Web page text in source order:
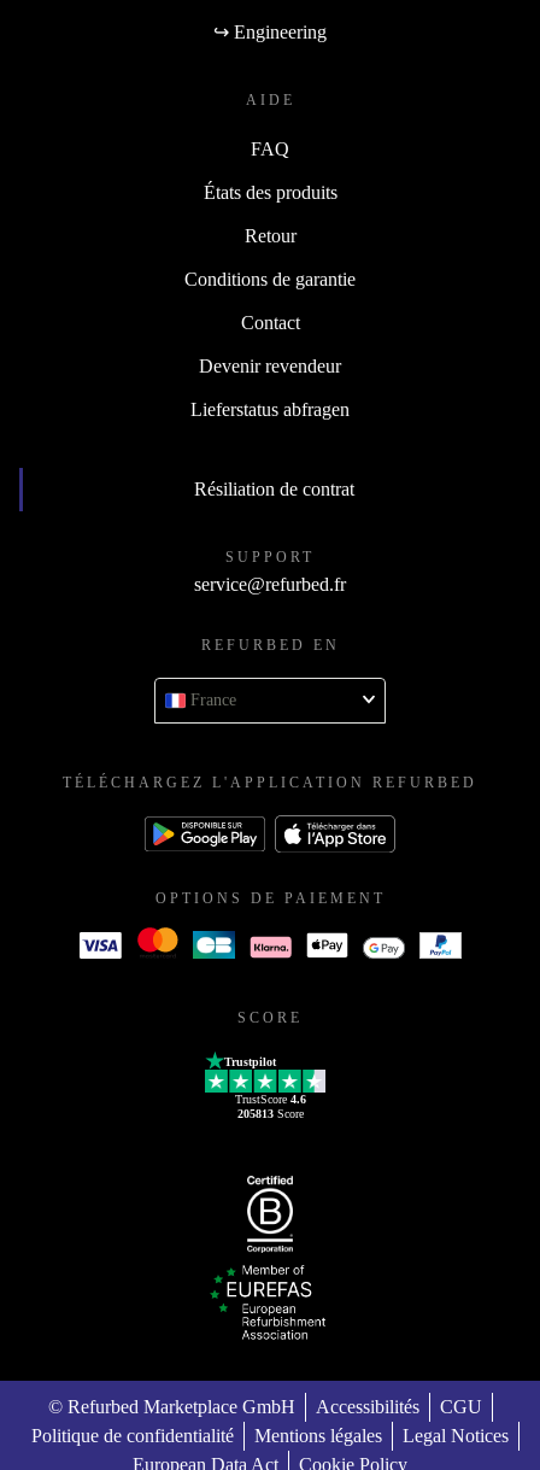
↪ Engineering
AIDE
FAQ
États des produits
Retour
Conditions de garantie
Contact
Devenir revendeur
Lieferstatus abfragen
Résiliation de contrat
SUPPORT
service@refurbed.fr
REFURBED EN
France
TÉLÉCHARGEZ L'APPLICATION REFURBED
OPTIONS DE PAIEMENT
SCORE
Trustpilot
TrustScore 4.6
205813Score
© Refurbed Marketplace GmbH Accessibilités
CGU
Politique de confidentialité
Mentions légales
Legal Notices
European Data Act
Cookie Policy